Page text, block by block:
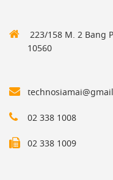
223/158 M. 2 Bang
10560
02 338 1008
02 338 1009